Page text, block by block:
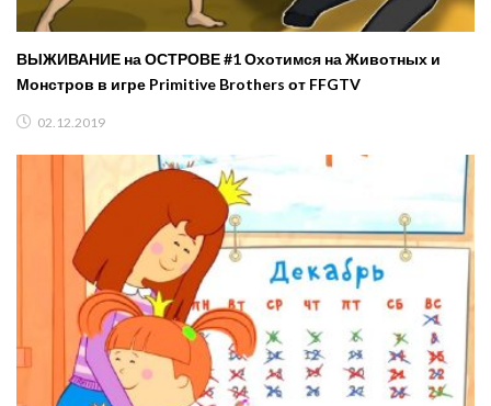
ВЫЖИВАНИЕ на ОСТРОВЕ #1 Охотимся на Животных и
Монстров в игре Primitive Brothers от FFGTV
02.12.2019